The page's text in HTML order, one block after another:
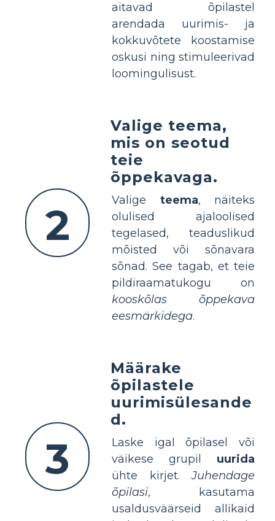
aitavad õpilastel
arendada uurimis- ja
kokkuvõtete koostamise
oskusi ning stimuleerivad
loomingulisust.
2
Valige teema,
mis on seotud
teie
õppekavaga.
Valige teema, näiteks
olulised ajaloolised
tegelased, teaduslikud
mõisted või sõnavara
sõnad. See tagab, et teie
pildiraamatukogu on
kooskõlas õppekava
eesmärkidega.
3
Määrake
õpilastele
uurimisülesande
d.
Laske igal õpilasel või
väikese grupil uurida
ühte kirjet.Juhendage
õpilasi, kasutama
usaldusväärseid allikaid